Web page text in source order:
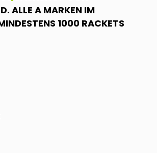
ALLE A MARKEN IM
1000 RACKETS